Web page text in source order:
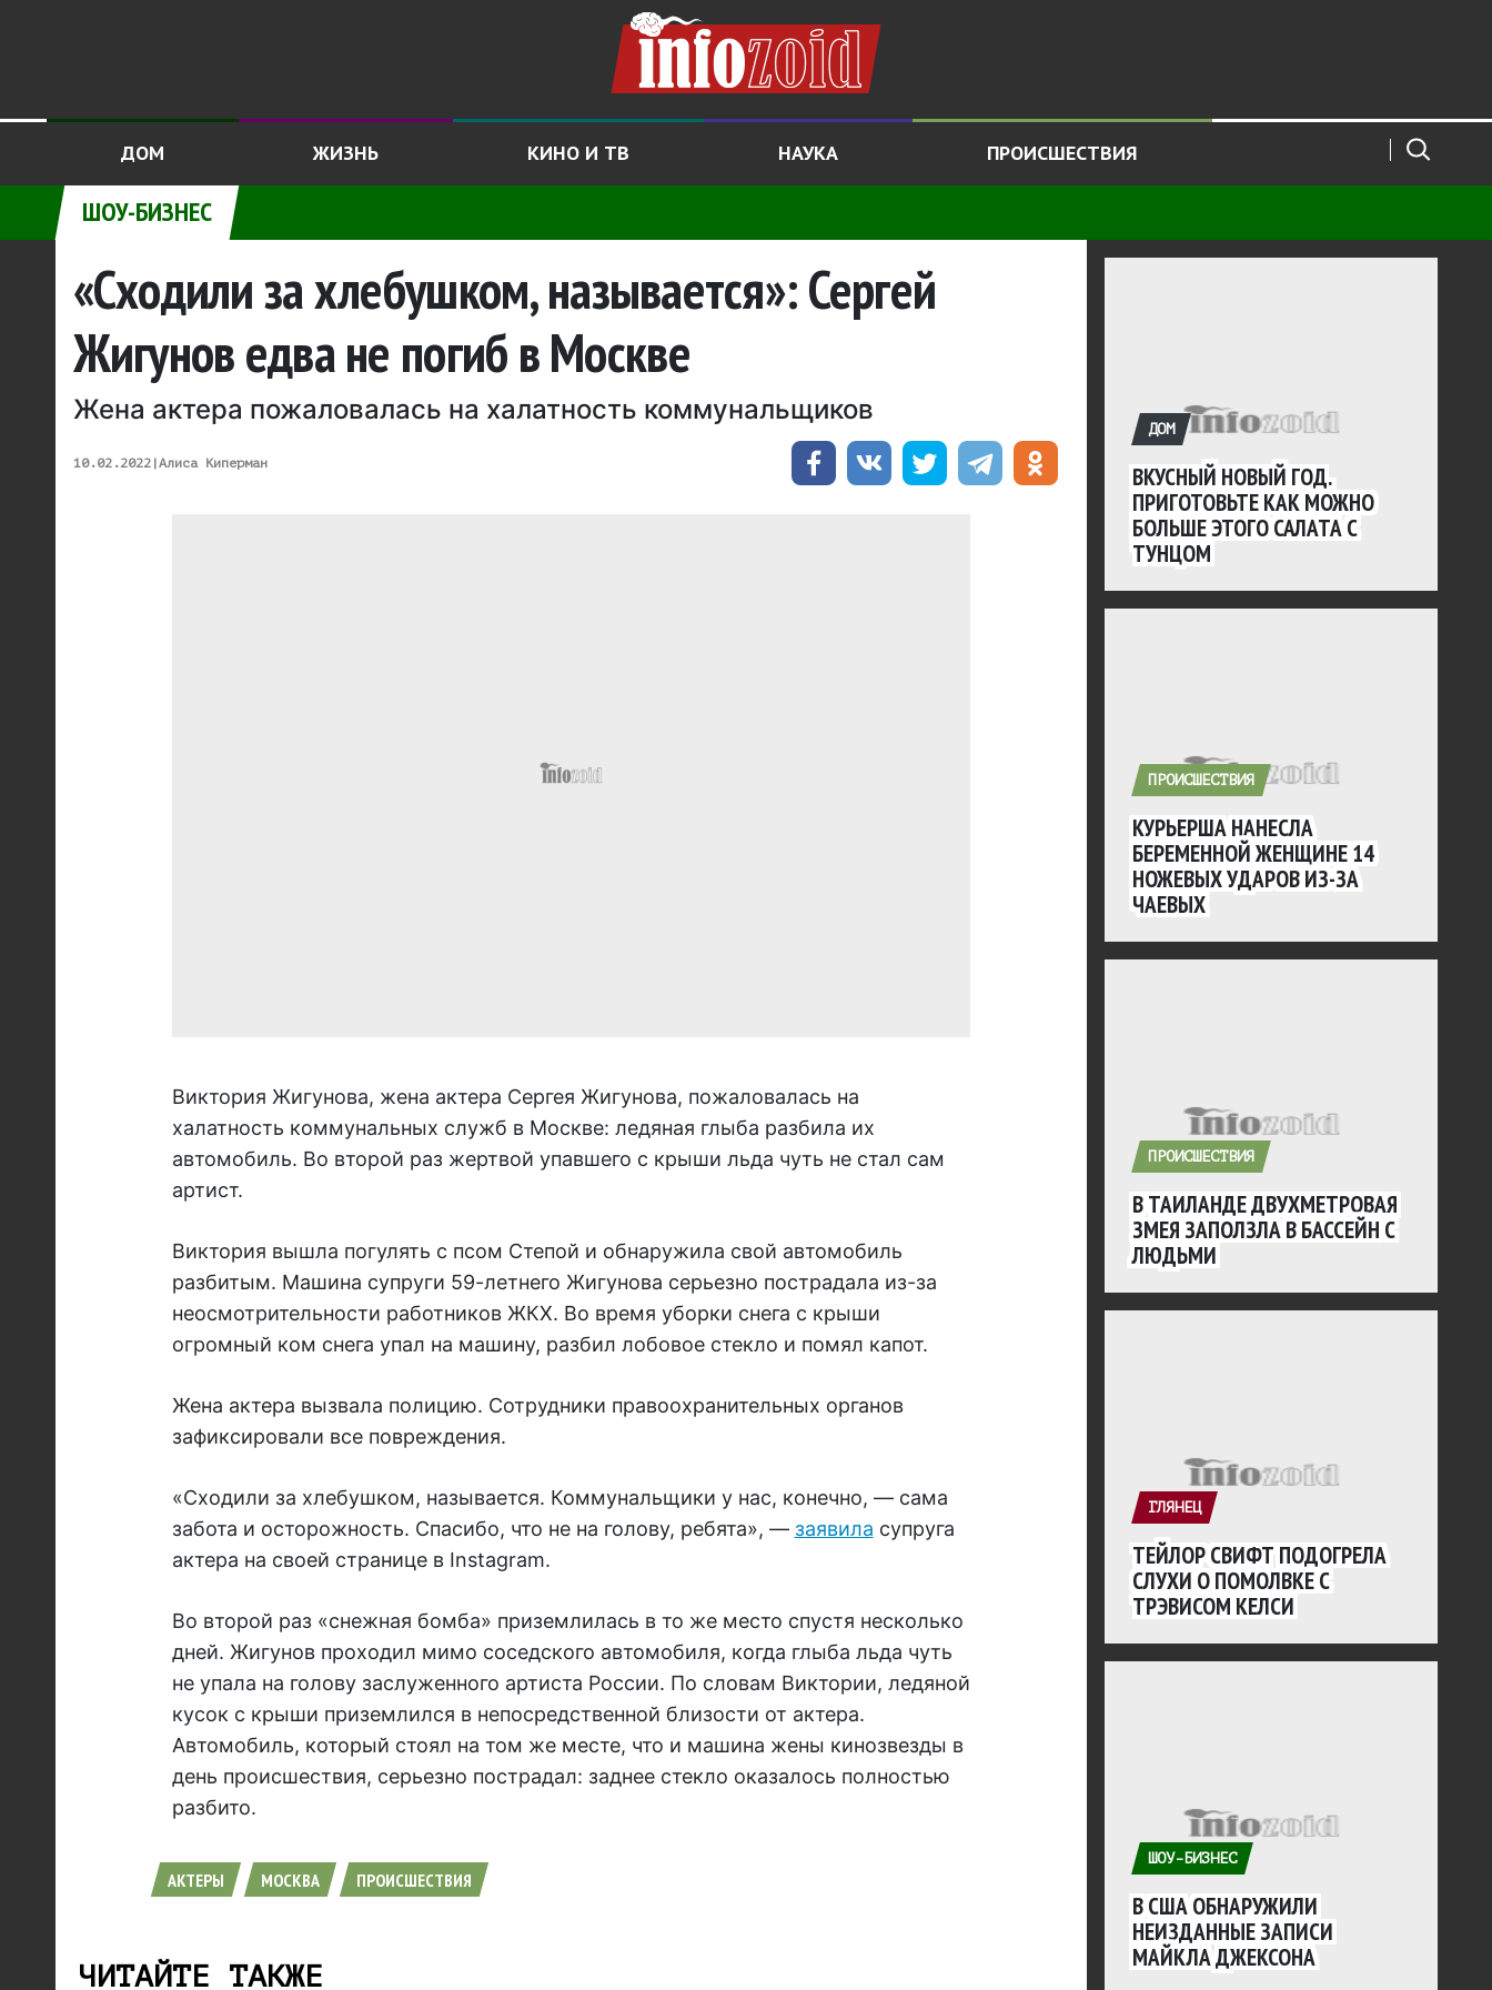
ДОМ ЖИЗНЬ КИНО И ТВ НАУКА ПРОИСШЕСТВИЯ
ШОУ-БИЗНЕС
«Сходили за хлебушком, называется»: Сергей
Жигунов едва не погиб в Москве
Жена актера пожаловалась на халатность коммунальщиков
10.02.2022|Алиса Киперман
Виктория Жигунова, жена актера Сергея Жигунова, пожаловалась на
халатность коммунальных служб в Москве: ледяная глыба разбила их
автомобиль. Во второй раз жертвой упавшего с крыши льда чуть не стал сам
артист.
Виктория вышла погулять с псом Степой и обнаружила свой автомобиль
разбитым. Машина супруги 59-летнего Жигунова серьезно пострадала из-за
неосмотрительности работников ЖКХ. Во время уборки снега с крыши
огромный ком снега упал на машину, разбил лобовое стекло и помял капот.
Жена актера вызвала полицию. Сотрудники правоохранительных органов
зафиксировали все повреждения.
«Сходили за хлебушком, называется. Коммунальщики у нас, конечно, — сама
забота и осторожность. Спасибо, что не на голову, ребята», — заявила супруга
актера на своей странице в Instagram.
Во второй раз «снежная бомба» приземлилась в то же место спустя несколько
дней. Жигунов проходил мимо соседского автомобиля, когда глыба льда чуть
не упала на голову заслуженного артиста России. По словам Виктории, ледяной
кусок с крыши приземлился в непосредственной близости от актера.
Автомобиль, который стоял на том же месте, что и машина жены кинозвезды в
день происшествия, серьезно пострадал: заднее стекло оказалось полностью
разбито.
АКТЕРЫ МОСКВА ПРОИСШЕСТВИЯ
ЧИТАЙТЕ ТАКЖЕ
ДОМ
ВКУСНЫЙ НОВЫЙ ГОД.
ПРИГОТОВЬТЕ КАК МОЖНО
БОЛЬШЕ ЭТОГО САЛАТА С
ТУНЦОМ
ПРОИСШЕСТВИЯ
КУРЬЕРША НАНЕСЛА
БЕРЕМЕННОЙ ЖЕНЩИНЕ 14
НОЖЕВЫХ УДАРОВ ИЗ-ЗА
ЧАЕВЫХ
ПРОИСШЕСТВИЯ
В ТАИЛАНДЕ ДВУХМЕТРОВАЯ
ЗМЕЯ ЗАПОЛЗЛА В БАССЕЙН С
ЛЮДЬМИ
ГЛЯНЕЦ
ТЕЙЛОР СВИФТ ПОДОГРЕЛА
СЛУХИ О ПОМОЛВКЕ С
ТРЭВИСОМ КЕЛСИ
ШОУ-БИЗНЕС
В США ОБНАРУЖИЛИ
НЕИЗДАННЫЕ ЗАПИСИ
МАЙКЛА ДЖЕКСОНА